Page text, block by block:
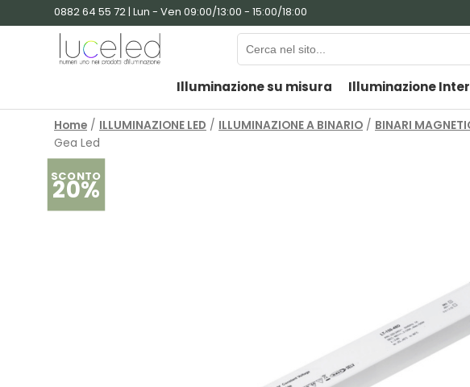
0882 64 55 72 | Lun - Ven 09:00/13:00 - 15:00/18:00
Illuminazione su misura Illuminazione
Home / ILLUMINAZIONE LED / ILLUMINAZIONE A BINARIO / BINARI
Gea Led
SCONTO
20%